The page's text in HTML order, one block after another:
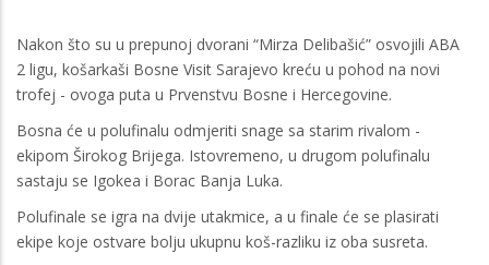
Nakon što su u prepunoj dvorani “Mirza Delibašić” osvojili ABA
2 ligu, košarkaši Bosne Visit Sarajevo kreću u pohod na novi
trofej - ovoga puta u Prvenstvu Bosne i Hercegovine.
Bosna će u polufinalu odmjeriti snage sa starim rivalom -
ekipom Širokog Brijega. Istovremeno, u drugom polufinalu
sastaju se Igokea i Borac Banja Luka.
Polufinale se igra na dvije utakmice, a u finale će se plasirati
ekipe koje ostvare bolju ukupnu koš-razliku iz oba susreta.